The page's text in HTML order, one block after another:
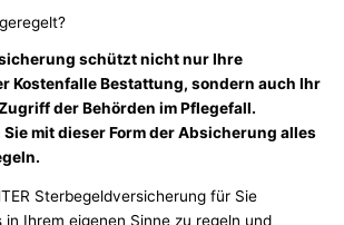
schützt nicht nur Ihre
Kostenfalle Bestattung, sondern auch Ihr
der Behörden im Pflegefall.
mit dieser Form der Absicherung alles
Sterbegeldversicherung für Sie
Ihrem eigenen Sinne zu regeln und